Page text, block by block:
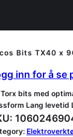
Bits TX40 x
inn for å se
Torx bits med
Lang levetid